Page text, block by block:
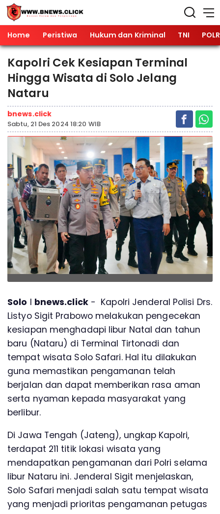
Home Peristiwa Hukum dan Kriminal TNI
Kapolri Cek Kesiapan Terminal
Hingga Wisata di Solo Jelang
Nataru
bnews.click
Sabtu, 21 Des 2024 18:20 WIB
Solo l bnews.click- Kapolri Jenderal Polisi Drs.
Listyo Sigit Prabowo melakukan pengecekan
kesiapan menghadapi libur Natal dan tahun
baru (Nataru) di Terminal Tirtonadi dan
tempat wisata Solo Safari. Hal itu dilakukan
guna memastikan pengamanan telah
berjalan dan dapat memberikan rasa aman
serta nyaman kepada masyarakat yang
berlibur.
Di Jawa Tengah (Jateng), ungkap Kapolri,
terdapat 211 titik lokasi wisata yang
mendapatkan pengamanan dari Polri selama
libur Nataru ini. Jenderal Sigit menjelaskan,
Solo Safari menjadi salah satu tempat wisata
yang menjadi prioritas pengamanan petugas